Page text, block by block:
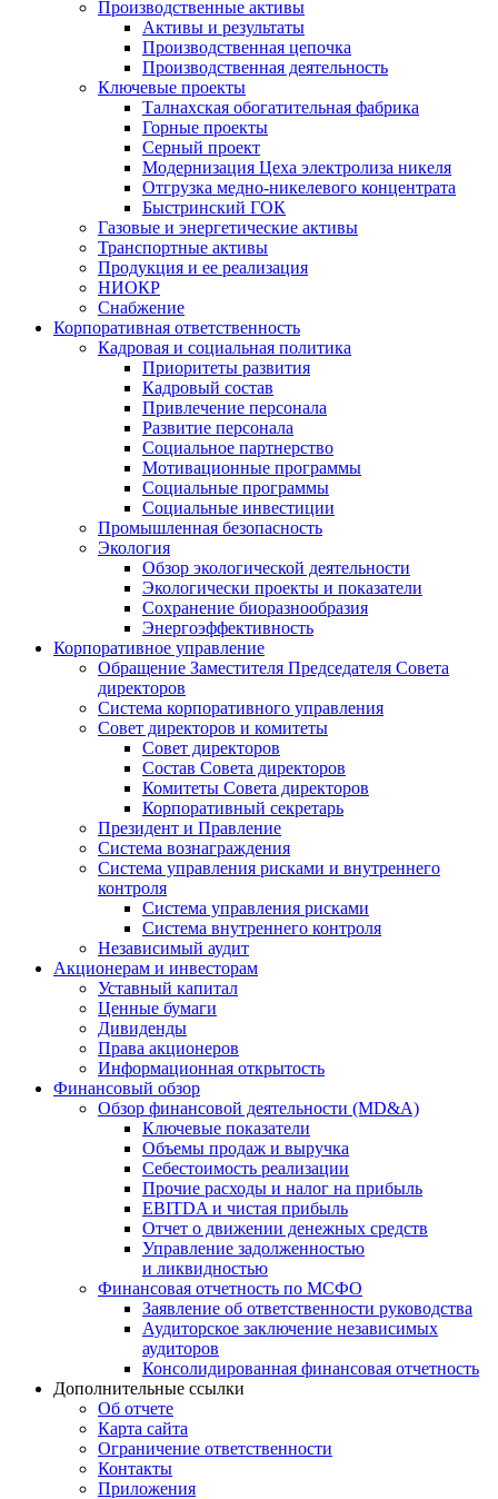
Производственные активы
Активы и результаты
Производственная цепочка
Производственная деятельность
Ключевые проекты
Талнахская обогатительная фабрика
Горные проекты
Серный проект
Модернизация Цеха электролиза никеля
Отгрузка медно-никелевого концентрата
Быстринский ГОК
Газовые и энергетические активы
Транспортные активы
Продукция и ее реализация
НИОКР
Снабжение
Корпоративная ответственность
Кадровая и социальная политика
Приоритеты развития
Кадровый состав
Привлечение персонала
Развитие персонала
Социальное партнерство
Мотивационные программы
Социальные программы
Социальные инвестиции
Промышленная безопасность
Экология
Обзор экологической деятельности
Экологически проекты и показатели
Сохранение биоразнообразия
Энергоэффективность
Корпоративное управление
Обращение Заместителя Председателя Совета
директоров
Система корпоративного управления
Совет директоров и комитеты
Совет директоров
Состав Совета директоров
Комитеты Совета директоров
Корпоративный секретарь
Президент и Правление
Система вознаграждения
Система управления рисками и внутреннего
контроля
Система управления рисками
Система внутреннего контроля
Независимый аудит
Акционерам и инвесторам
Уставный капитал
Ценные бумаги
Дивиденды
Права акционеров
Информационная открытость
Финансовый обзор
Обзор финансовой деятельности (MD&A)
Ключевые показатели
Объемы продаж и выручка
Себестоимость реализации
Прочие расходы и налог на прибыль
EBITDA и чистая прибыль
Отчет о движении денежных средств
Управление задолженностью
и ликвидностью
Финансовая отчетность по МСФО
Заявление об ответственности руководства
Аудиторское заключение независимых
аудиторов
Консолидированная финансовая отчетность
Дополнительные ссылки
Об отчете
Карта сайта
Ограничение ответственности
Контакты
Приложения